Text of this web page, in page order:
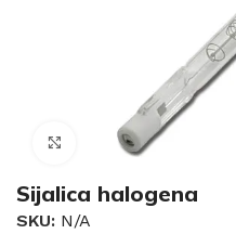
Click to enlarge
Sijalica halogena
SKU: N/A